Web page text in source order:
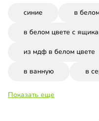
синие в
в белом цвете с
из мдф в белом цвете
в ванную в
Показать еще